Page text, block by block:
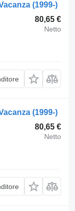
(1999-)
80,65 €
Netto
(1999-)
80,65 €
Netto